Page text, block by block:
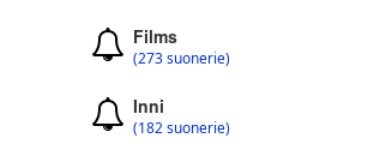
Films
(273 suonerie)
Inni
(182 suonerie)